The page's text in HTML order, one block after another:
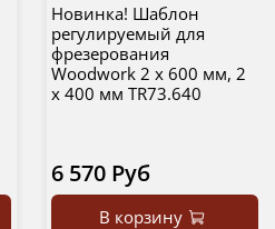
Новинка! Шаблон
регулируемый для
фрезерования
Woodwork 2 х 600 мм, 2
х 400 мм TR73.640
6 570 Руб
В корзину